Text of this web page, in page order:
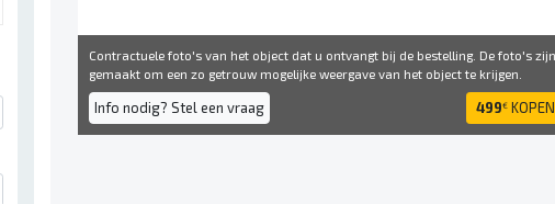
Contractuele foto's van het object dat u ontvangt bij de bestelling. De foto's zijn
gemaakt om een ​​zo getrouw mogelijke weergave van het object te krijgen.
Info nodig? Stel een vraag 499€ KOPEN